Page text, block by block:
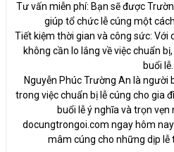
Tư vấn miễn phí: Bạn sẽ được
giúp tổ chức lễ cúng một
Tiết kiệm thời gian và công sức: Với
không cần lo lắng về việc chuẩn
buổi lễ.
Nguyễn Phúc Trường An là người
trong việc chuẩn bị lễ cúng cho gia
buổi lễ ý nghĩa và trọn vẹn
docungtrongoi.com ngay hôm
mâm cúng cho những dịp lễ